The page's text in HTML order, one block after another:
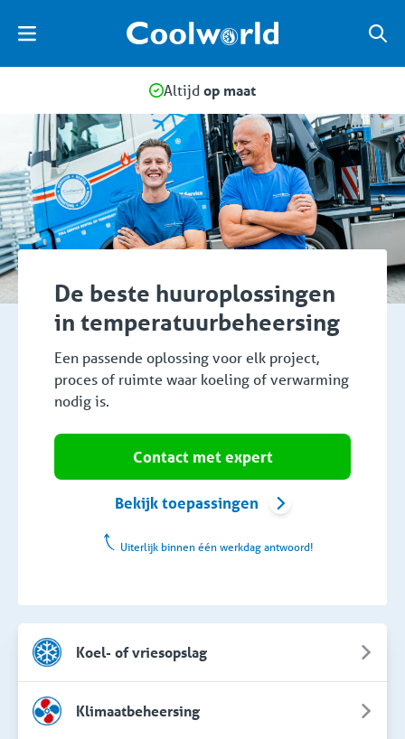
Altijd op maat
De beste huuroplossingen
in temperatuurbeheersing
Een passende oplossing voor elk project,
proces of ruimte waar koeling of verwarming
nodig is.
Contact met expert
Bekijk toepassingen
Uiterlijk binnen één werkdag antwoord!
Koel- of vriesopslag
Klimaatbeheersing